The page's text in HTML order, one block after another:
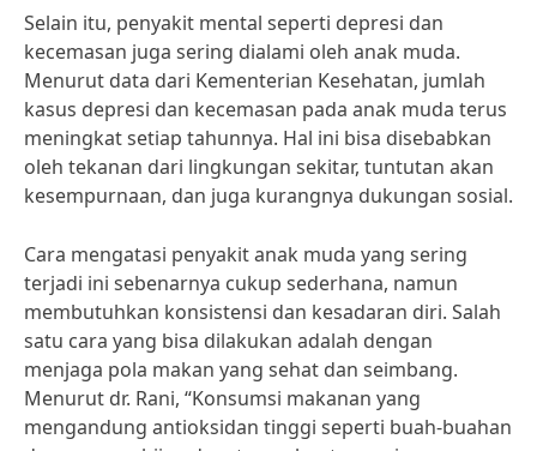
Selain itu, penyakit mental seperti depresi dan
kecemasan juga sering dialami oleh anak muda.
Menurut data dari Kementerian Kesehatan, jumlah
kasus depresi dan kecemasan pada anak muda terus
meningkat setiap tahunnya. Hal ini bisa disebabkan
oleh tekanan dari lingkungan sekitar, tuntutan akan
kesempurnaan, dan juga kurangnya dukungan sosial.
Cara mengatasi penyakit anak muda yang sering
terjadi ini sebenarnya cukup sederhana, namun
membutuhkan konsistensi dan kesadaran diri. Salah
satu cara yang bisa dilakukan adalah dengan
menjaga pola makan yang sehat dan seimbang.
Menurut dr. Rani, “Konsumsi makanan yang
mengandung antioksidan tinggi seperti buah-buahan